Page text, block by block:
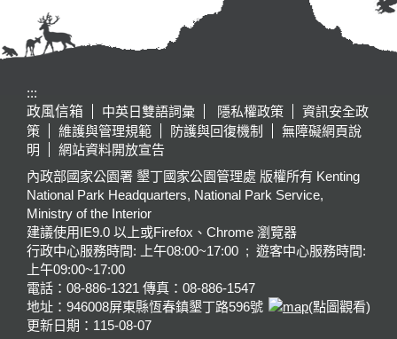
:::
政風信箱
中英日雙語詞彙 隱私權政策
資訊安全政
策
維護與管理規範 防護與回復機制
無障礙網頁說
明
網站資料開放宣告
內政部國家公園署 墾丁國家公園管理處 版權所有 Kenting
National Park Headquarters, National Park Service,
Ministry of the Interior
建議使用IE9.0 以上或Firefox、Chrome 瀏覽器
行政中心服務時間: 上午08:00~17:00 ; 遊客中心服務時間:
上午09:00~17:00
電話：08-886-1321 傳真：08-886-1547
地址：946008屏東縣恆春鎮墾丁路596號
(點圖觀看)
更新日期： 115-08-07